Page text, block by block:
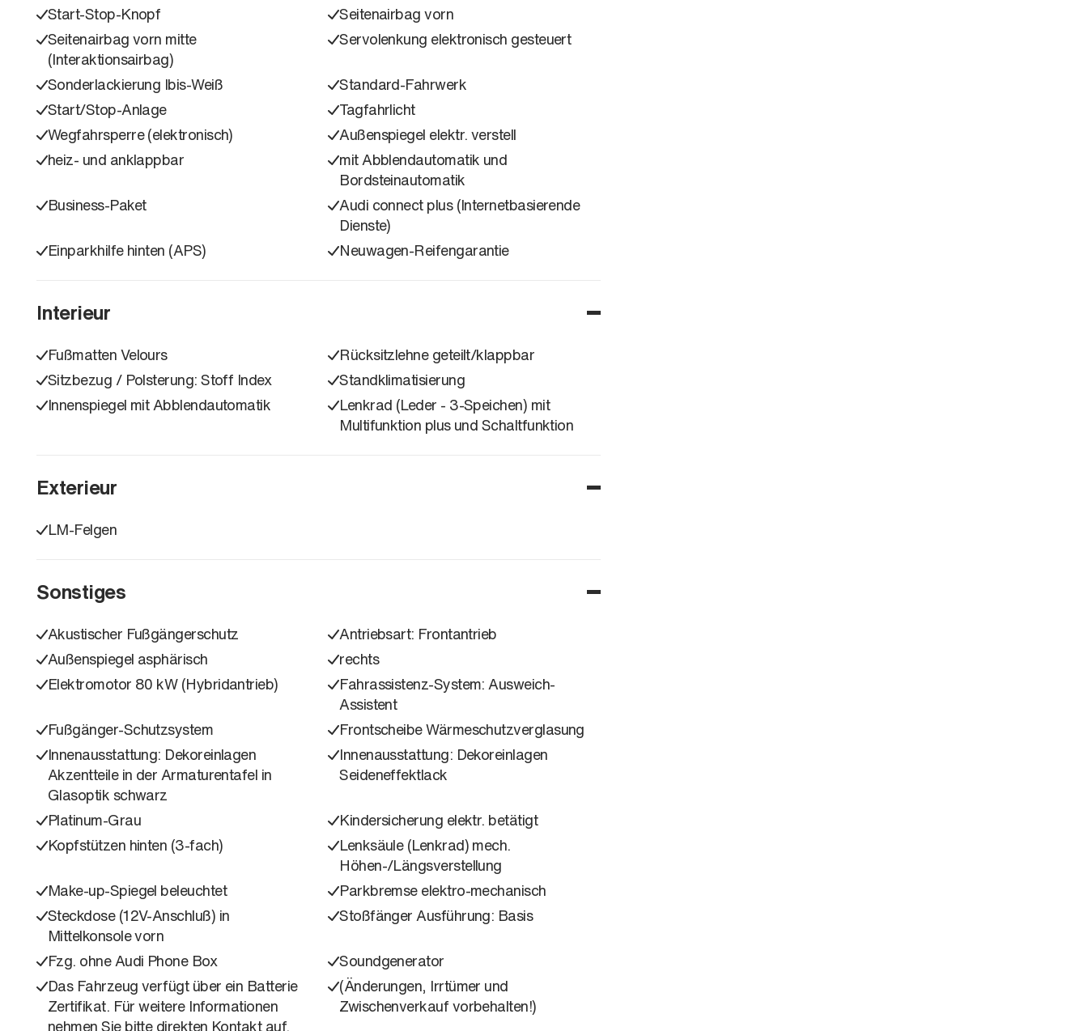
Start-Stop-Knopf
Seitenairbag vorn
Seitenairbag vorn mitte
(Interaktionsairbag)
Servolenkung elektronisch gesteuert
Sonderlackierung Ibis-Weiß
Standard-Fahrwerk
Start/Stop-Anlage
Tagfahrlicht
Wegfahrsperre (elektronisch)
Außenspiegel elektr. verstell
heiz- und anklappbar
mit Abblendautomatik und
Bordsteinautomatik
Business-Paket
Audi connect plus (Internetbasierende
Dienste)
Einparkhilfe hinten (APS)
Neuwagen-Reifengarantie
Interieur
Fußmatten Velours
Rücksitzlehne geteilt/klappbar
Sitzbezug / Polsterung: Stoff Index
Standklimatisierung
Innenspiegel mit Abblendautomatik
Lenkrad (Leder - 3-Speichen) mit
Multifunktion plus und Schaltfunktion
Exterieur
LM-Felgen
Sonstiges
Akustischer Fußgängerschutz
Antriebsart: Frontantrieb
Außenspiegel asphärisch
rechts
Elektromotor 80 kW (Hybridantrieb)
Fahrassistenz-System: Ausweich-
Assistent
Fußgänger-Schutzsystem
Frontscheibe Wärmeschutzverglasung
Innenausstattung: Dekoreinlagen
Akzentteile in der Armaturentafel in
Glasoptik schwarz
Innenausstattung: Dekoreinlagen
Seideneffektlack
Platinum-Grau
Kindersicherung elektr. betätigt
Kopfstützen hinten (3-fach)
Lenksäule (Lenkrad) mech.
Höhen-/Längsverstellung
Make-up-Spiegel beleuchtet
Parkbremse elektro-mechanisch
Steckdose (12V-Anschluß) in
Mittelkonsole vorn
Stoßfänger Ausführung: Basis
Fzg. ohne Audi Phone Box
Soundgenerator
Das Fahrzeug verfügt über ein Batterie
Zertifikat. Für weitere Informationen
nehmen Sie bitte direkten Kontakt auf.
(Änderungen, Irrtümer und
Zwischenverkauf vorbehalten!)